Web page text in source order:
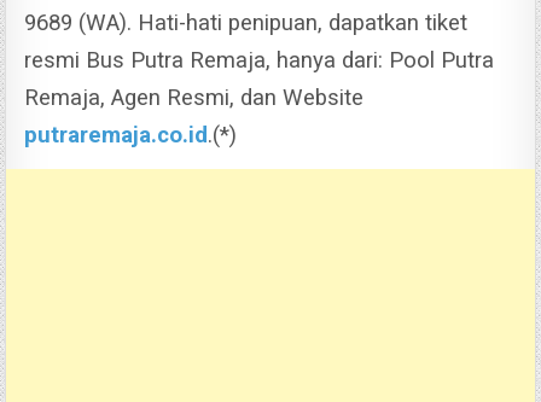
9689 (WA). Hati-hati penipuan, dapatkan tiket
resmi Bus Putra Remaja, hanya dari: Pool Putra
Remaja, Agen Resmi, dan Website
putraremaja.co.id.(*)